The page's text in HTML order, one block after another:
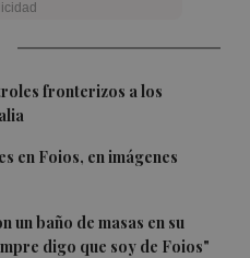
fronterizos a los
en Foios, en imágenes
baño de masas en su
digo que soy de Foios"